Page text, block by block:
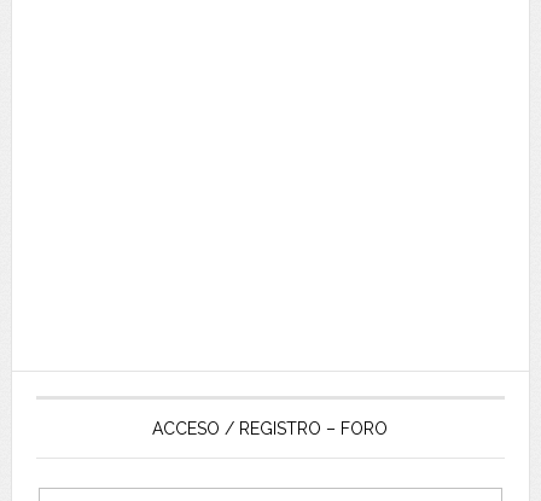
ACCESO / REGISTRO – FORO